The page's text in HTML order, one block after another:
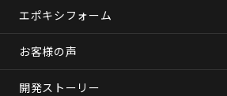
エポキシフォーム
お客様の声
開発ストーリー